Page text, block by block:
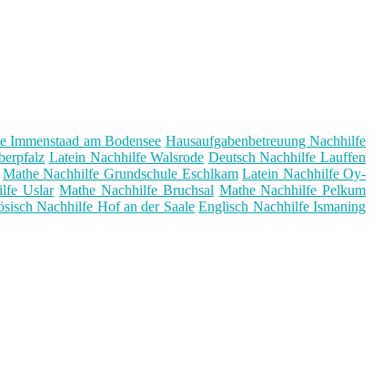
Immenstaad am Bodensee Hausaufgabenbetreuung Nachhilfe
Latein Nachhilfe Walsrode Deutsch Nachhilfe Lauffen
Mathe Nachhilfe Grundschule Eschlkam Latein Nachhilfe Oy-
Uslar Mathe Nachhilfe Bruchsal Mathe Nachhilfe Pelkum
Nachhilfe Hof an der Saale Englisch Nachhilfe Ismaning